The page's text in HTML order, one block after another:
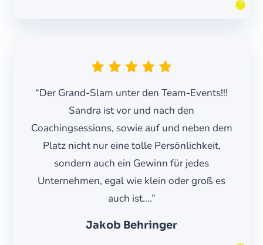
“Der Grand-Slam unter den Team-Events!!!
Sandra ist vor und nach den
Coachingsessions, sowie auf und neben dem
Platz nicht nur eine tolle Persönlichkeit,
sondern auch ein Gewinn für jedes
Unternehmen, egal wie klein oder groß es
auch ist….”
Jakob Behringer